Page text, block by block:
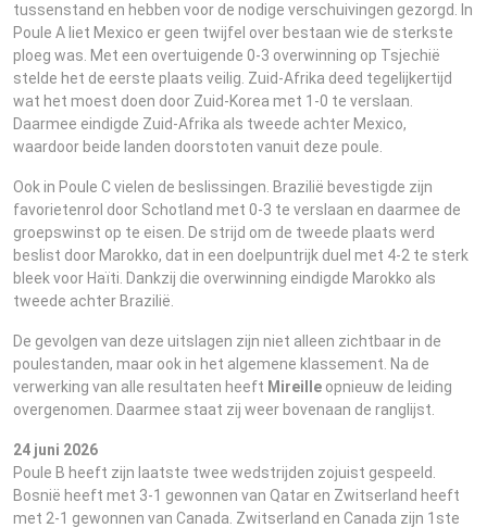
tussenstand en hebben voor de nodige verschuivingen gezorgd. In
Poule A liet Mexico er geen twijfel over bestaan wie de sterkste
ploeg was. Met een overtuigende 0-3 overwinning op Tsjechië
stelde het de eerste plaats veilig. Zuid-Afrika deed tegelijkertijd
wat het moest doen door Zuid-Korea met 1-0 te verslaan.
Daarmee eindigde Zuid-Afrika als tweede achter Mexico,
waardoor beide landen doorstoten vanuit deze poule.
Ook in Poule C vielen de beslissingen. Brazilië bevestigde zijn
favorietenrol door Schotland met 0-3 te verslaan en daarmee de
groepswinst op te eisen. De strijd om de tweede plaats werd
beslist door Marokko, dat in een doelpuntrijk duel met 4-2 te sterk
bleek voor Haïti. Dankzij die overwinning eindigde Marokko als
tweede achter Brazilië.
De gevolgen van deze uitslagen zijn niet alleen zichtbaar in de
poulestanden, maar ook in het algemene klassement. Na de
verwerking van alle resultaten heeft Mireille opnieuw de leiding
overgenomen. Daarmee staat zij weer bovenaan de ranglijst.
24 juni 2026
Poule B heeft zijn laatste twee wedstrijden zojuist gespeeld.
Bosnië heeft met 3-1 gewonnen van Qatar en Zwitserland heeft
met 2-1 gewonnen van Canada. Zwitserland en Canada zijn 1ste